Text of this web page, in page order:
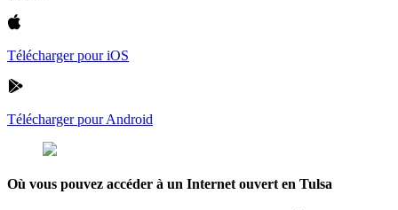
Télécharger pour iOS
Télécharger pour Android
Où vous pouvez accéder à un Internet ouvert en Tulsa